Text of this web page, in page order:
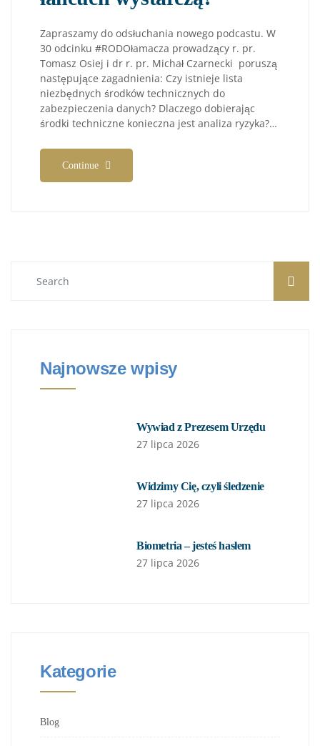
Zapraszamy do odsłuchania nowego podcastu. W
30 odcinku #RODOłamacza prowadzący r. pr.
Tomasz Osiej i dr r. pr. Michał Czarnecki poruszą
następujące zagadnienia: Czy istnieje lista
niezbędnych środków technicznych do
zabezpieczenia danych? Dlaczego dobierając
środki techniczne konieczna jest analiza ryzyka?…
Continue
Najnowsze wpisy
Wywiad z Prezesem Urzędu
27 lipca 2026
Widzimy Cię, czyli śledzenie
27 lipca 2026
Biometria – jesteś hasłem
27 lipca 2026
Kategorie
Blog